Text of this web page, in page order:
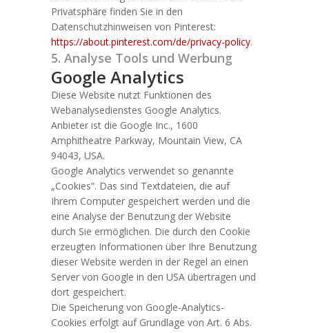
Privatsphäre finden Sie in den
Datenschutzhinweisen von Pinterest:
https://about.pinterest.com/de/privacy-policy.
5. Analyse Tools und Werbung
Google Analytics
Diese Website nutzt Funktionen des
Webanalysedienstes Google Analytics.
Anbieter ist die Google Inc., 1600
Amphitheatre Parkway, Mountain View, CA
94043, USA.
Google Analytics verwendet so genannte
„Cookies“. Das sind Textdateien, die auf
Ihrem Computer gespeichert werden und die
eine Analyse der Benutzung der Website
durch Sie ermöglichen. Die durch den Cookie
erzeugten Informationen über Ihre Benutzung
dieser Website werden in der Regel an einen
Server von Google in den USA übertragen und
dort gespeichert.
Die Speicherung von Google-Analytics-
Cookies erfolgt auf Grundlage von Art. 6 Abs.